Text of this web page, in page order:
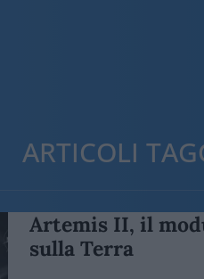
ARTICOLI
Artemis II, il
sulla Terra